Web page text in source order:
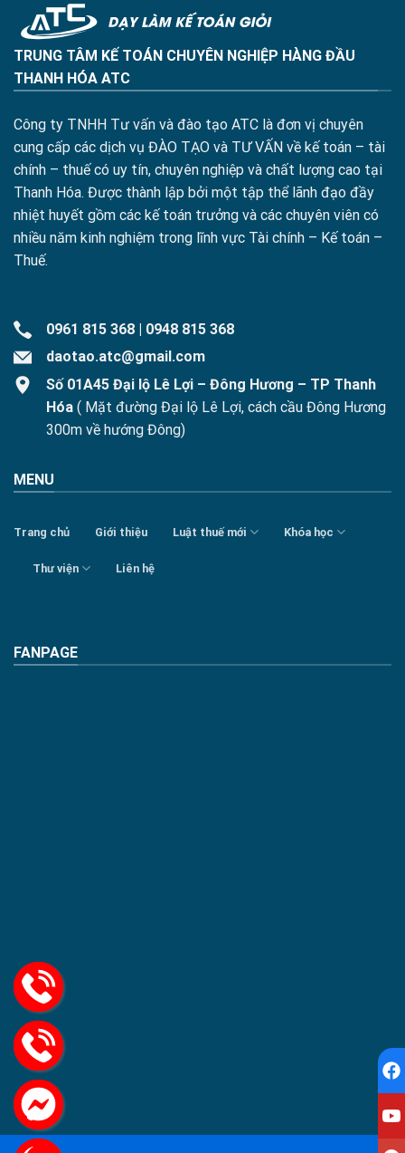
TRUNG TÂM KẾ TOÁN CHUYÊN NGHIỆP HÀNG ĐẦU
THANH HÓA ATC
Công ty TNHH Tư vấn và đào tạo ATC là đơn vị chuyên
cung cấp các dịch vụ ĐÀO TẠO và TƯ VẤN về kế toán – tài
chính – thuế có uy tín, chuyên nghiệp và chất lượng cao tại
Thanh Hóa. Được thành lập bởi một tập thể lãnh đạo đầy
nhiệt huyết gồm các kế toán trưởng và các chuyên viên có
nhiều năm kinh nghiệm trong lĩnh vực Tài chính – Kế toán –
Thuế.
0961 815 368
0948 815 368
daotao.atc@gmail.com
Số 01A45 Đại lộ Lê Lợi – Đông Hương – TP Thanh
Hóa ( Mặt đường Đại lộ Lê Lợi, cách cầu Đông Hương
300m về hướng Đông)
MENU
Trang chủ Giới thiệu Luật thuế mới Khóa học
Thư viện Liên hệ
FANPAGE